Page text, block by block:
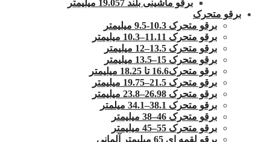
برقو ماشینی بلند 19.057 میلیمتر
برقو متحرک
برقو متحرک 10.3-9.5 میلیمتر
برقو متحرک 11.11–10.3 میلیمتر
برقو متحرک 13.5–12 میلیمتر
برقو متحرک 15–13.5 میلیمتر
برقو متحرک16.6 تا 18.25 میلیمتر
برقو متحرک 21.5–19.75 میلیمتر
برقو متحرک 26.98–23.8 میلیمتر
برقو متحرک 38.1–34.1 میلمتر
برقو متحرک 46–38 میلیمتر
برقو متحرک 55–45 میلیمتر
برقو لقمه ای 65 میلیمتر آلمانی